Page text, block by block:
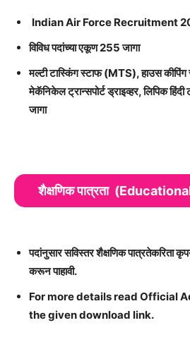
Indian Air Force Recruitment
विविध पदांच्या एकूण 255 जागा
मल्टी टास्किंग स्टाफ (MTS), हाउस
मेकॅनिकेल ट्रान्सपोर्ट ड्राइव्हर, लिपिक हिंदी
जागा
शैक्षणिक पात्रता
पदांनुसार सविस्तर शैक्षणिक पात्रतेकरिता
करून पाहावी.
For more details read Official
the given download link.